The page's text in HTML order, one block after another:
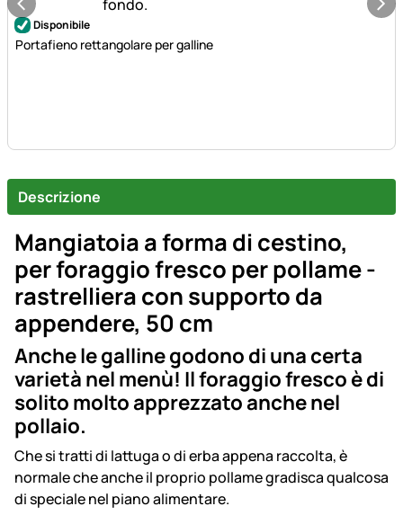
Disponibile
Portafieno rettangolare per galline
Descrizione
Mangiatoia a forma di cestino,
per foraggio fresco per pollame -
rastrelliera con supporto da
appendere, 50 cm
Anche le galline godono di una certa
varietà nel menù! Il foraggio fresco è di
solito molto apprezzato anche nel
pollaio.
Che si tratti di lattuga o di erba appena raccolta, è
normale che anche il proprio pollame gradisca qualcosa
di speciale nel piano alimentare.